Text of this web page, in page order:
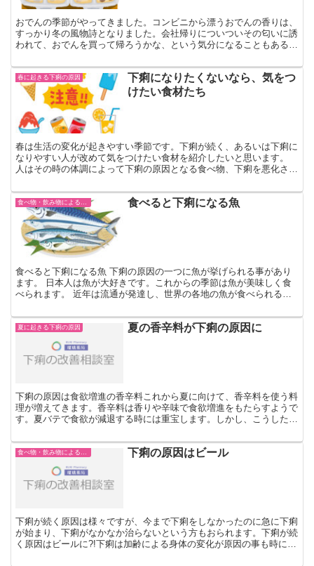
おでんの季節がやってきました。コンビニから漂うおでんの香りは、
すっかり冬の風物詩となりました。会社帰りについついその匂いに誘
われて、おでんを買って帰ろうかな、という気分になることもあるの
春に起きる下痢の原因
下痢になりたくないなら、気をつ
けたい食材たち
春は生活の変化が起きやすい季節です。下痢が続く、あるいは下痢に
なりやすい人が改めて気をつけたい食材を紹介したいと思います。
人はその時の体調によって下痢の原因となる食べ物、下痢を悪化させ
食べ物・飲み物による下痢 食べると下痢になる魚
食べると下痢になる魚 下痢の原因の一つに魚が挙げられる事があり
ます。 日本人は魚が大好きです。これからの季節は魚が美味しく食
べられます。 近年は流通が発達し、世界の各地の魚が食べられるよ
夏に起きる下痢の原因 夏の香辛料が下痢の原因に
下痢の原因は食欲増進の香辛料これから夏に向けて、香辛料を使う料
理が増えてきます。香辛料は香りや辛味で食欲増進をもたらすようで
す。夏バテで食欲が減退する時には重宝します。しかし、こうした香
食べ物・飲み物による下痢 下痢の原因はビール
下痢が続く原因は様々ですが、今まで下痢をしなかったのに急に下痢
が始まり、下痢がなかなか治らないという方もおられます。下痢が続
く原因はビールに?!下痢は加齢による身体の変化が原因の事も時には